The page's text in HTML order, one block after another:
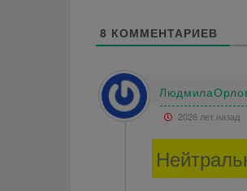
8 КОММЕНТАРИЕВ
2026 лет назад